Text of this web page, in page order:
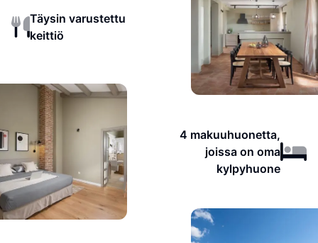
Täysin varustettu
keittiö
4 makuuhuonetta,
joissa on oma
kylpyhuone